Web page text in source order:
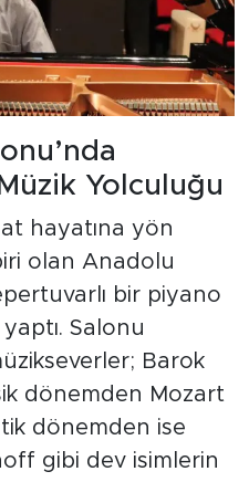
Yolculuğu
hayatına yön
olan Anadolu
bir piyano
Salonu
Barok
dönemden Mozart
dönemden ise
gibi dev isimlerin